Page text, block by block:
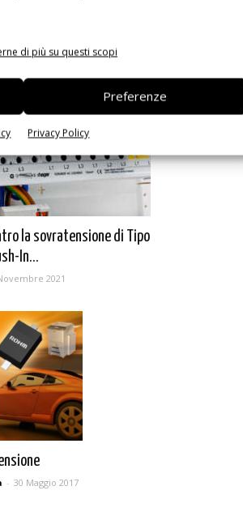
di più su questi scopi
Preferenze
Privacy Policy
Xtreme di Littelfuse
la sovratensione di Tipo
In...
2021
- 30 Maggio 2017